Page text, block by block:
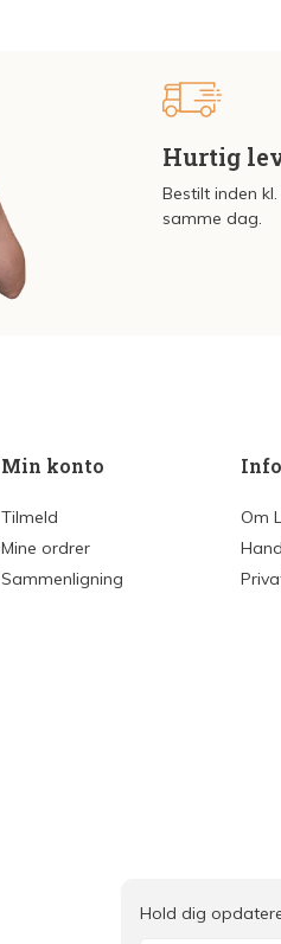
Hurtig
Bestilt inden
samme dag.
Min konto
Tilmeld
Mine ordrer
Sammenligning
Om
Hold dig